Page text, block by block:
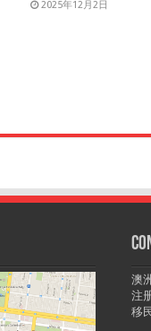
2025年12月2日
澳
注
移